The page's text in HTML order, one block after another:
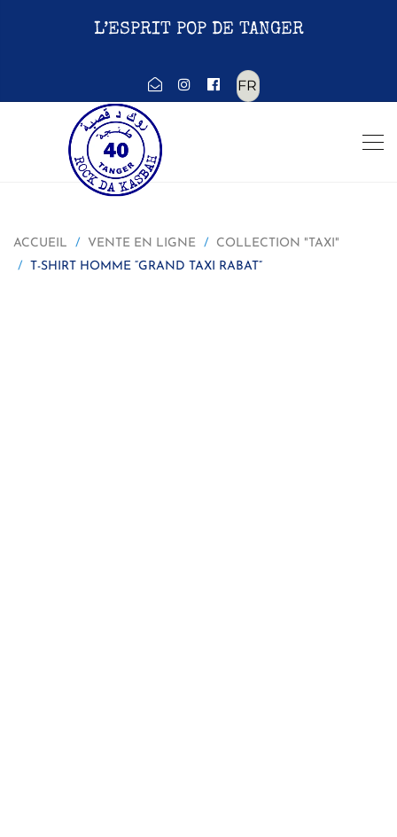
L’ESPRIT POP DE TANGER
Choisir
une
ACCUEIL VENTE EN LIGNE
COLLECTION "TAXI"
T-SHIRT HOMME “GRAND TAXI RABAT”